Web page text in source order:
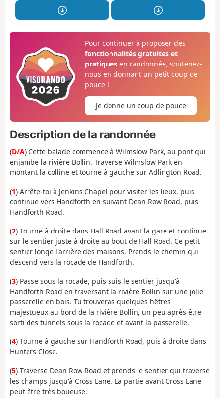
Pour continuer à proposer des
fonctionnalités gratuites et
pratiquesen randonnée, soutenez-
nous en donnant un petit coup de
pouce !
Je donne un coup de pouce
Description de la randonnée
(D/A) Cette balade commence à Wilmslow Park, au pont qui
enjambe la rivière Bollin. Traverse Wilmslow Park en
montant la colline et tourne à gauche sur Adlington Road.
(1) Arrête-toi à Jenkins Chapel pour visiter les lieux, puis
continue vers Handforth en suivant Dean Row Road, puis
Handforth Road.
(2) Tourne à droite dans Hall Road avant la gare et continue
sur le sentier juste à droite au bout de Hall Road. Ce petit
sentier longe l'arrière des maisons. Prends le chemin qui
descend vers la rocade de Handforth.
(3) Passe sous la rocade, puis suis le sentier jusqu'à
Handforth Road en traversant la rivière Bollin sur une jolie
passerelle en bois. Tu trouveras quelques hêtres
majestueux au bord de la rivière Bollin, un peu après être
sorti des tunnels sous la rocade et avant la passerelle.
(4) Tourne à gauche sur Handforth Road, puis à droite dans
Hunters Close.
(5) Traverse Dean Row Road et prends le sentier qui traverse
les champs jusqu'à Cross Lane. La partie avant Cross Lane
peut être très boueuse.